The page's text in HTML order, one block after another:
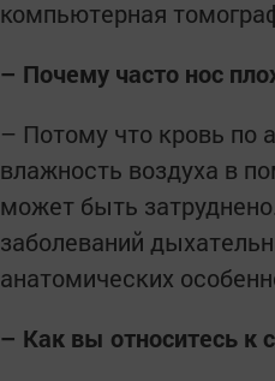
компьютерная
– Почему часто нос
– Потому что кровь по
влажность воздуха в
может быть
заболеваний
анатомических
– Как вы относитесь к